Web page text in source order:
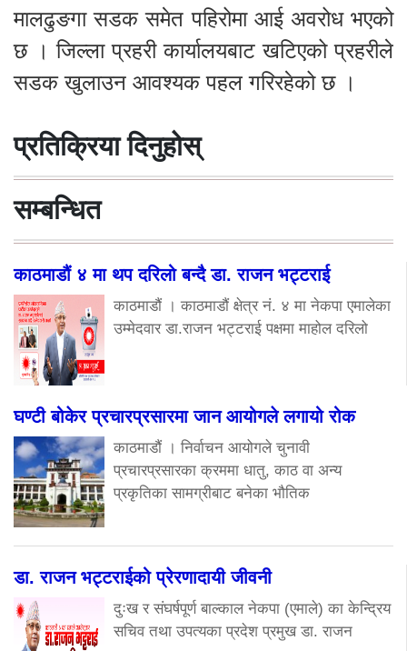
मालढुङगा सडक समेत पहिरोमा आई अवरोध भएको
छ । जिल्ला प्रहरी कार्यालयबाट खटिएको प्रहरीले
सडक खुलाउन आवश्यक पहल गरिरहेको छ ।
प्रतिक्रिया दिनुहोस्
सम्बन्धित
काठमाडौं ४ मा थप दरिलो बन्दै डा. राजन भट्टराई
काठमाडौं । काठमाडौं क्षेत्र नं. ४ मा नेकपा एमालेका
उम्मेदवार डा.राजन भट्टराई पक्षमा माहोल दरिलो
घण्टी बोकेर प्रचारप्रसारमा जान आयोगले लगायो रोक
काठमाडौं । निर्वाचन आयोगले चुनावी
प्रचारप्रसारका क्रममा धातु, काठ वा अन्य
प्रकृतिका सामग्रीबाट बनेका भौतिक
डा. राजन भट्टराईको प्रेरणादायी जीवनी
दुःख र संघर्षपूर्ण बाल्काल नेकपा (एमाले) का केन्द्रिय
सचिव तथा उपत्यका प्रदेश प्रमुख डा. राजन